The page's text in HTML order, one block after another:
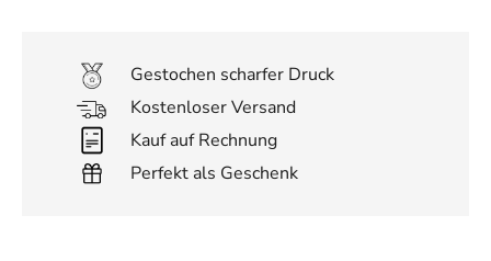
Gestochen scharfer Druck
Kostenloser Versand
Kauf auf Rechnung
Perfekt als Geschenk